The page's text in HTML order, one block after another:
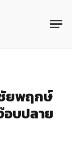
ยพฤกษ์
อบปลาย